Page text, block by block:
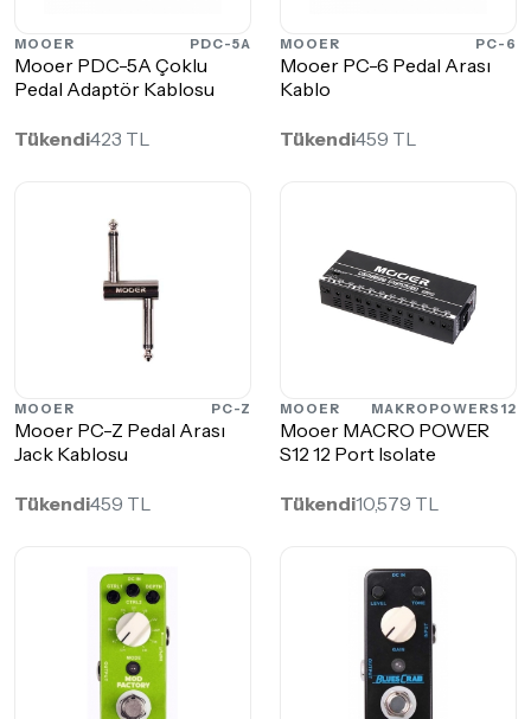
MOOER PDC-5A
Mooer PDC-5A Çoklu
Pedal Adaptör Kablosu
Tükendi423 TL
MOOER PC-6
Mooer PC-6 Pedal Arası
Kablo
Tükendi459 TL
MOOER PC-Z
Mooer PC-Z Pedal Arası
Jack Kablosu
Tükendi459 TL
MOOER MAKROPOWERS12
Mooer MACRO POWER
S12 12 Port lsolate
Tükendi10,579 TL